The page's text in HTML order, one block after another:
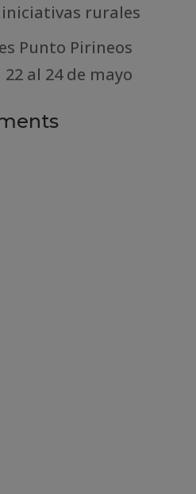
iniciativas rurales
Punto Pirineos
al 24 de mayo